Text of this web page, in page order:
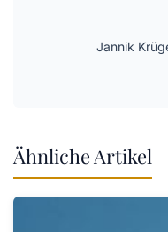
Jannik
Ähnliche Artikel